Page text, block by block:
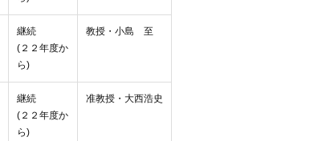
継続
(２２年度か
ら)
教授・小島 至
継続
(２２年度か
ら)
准教授・大西浩史